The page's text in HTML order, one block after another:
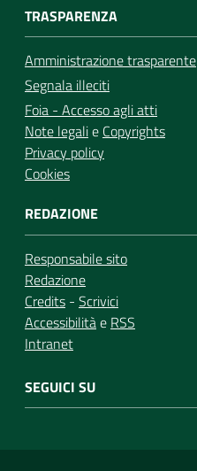
TRASPARENZA
Amministrazione trasparente
Segnala illeciti
Foia - Accesso agli atti
Note legalie Copyrights
Privacy policy
Cookies
REDAZIONE
Responsabile sito
Redazione
Credits - Scrivici
Accessibilitàe RSS
Intranet
SEGUICI SU